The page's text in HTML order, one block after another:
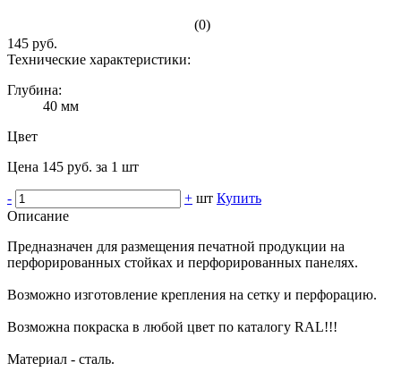
(0)
145 руб.
Технические характеристики:
Глубина:
40 мм
Цвет
Цена 145 руб. за 1 шт
- + шт Купить
Описание
Предназначен для размещения печатной продукции на
перфорированных стойках и перфорированных панелях.
Возможно изготовление крепления на сетку и перфорацию.
Возможна покраска в любой цвет по каталогу RAL!!!
Материал - сталь.